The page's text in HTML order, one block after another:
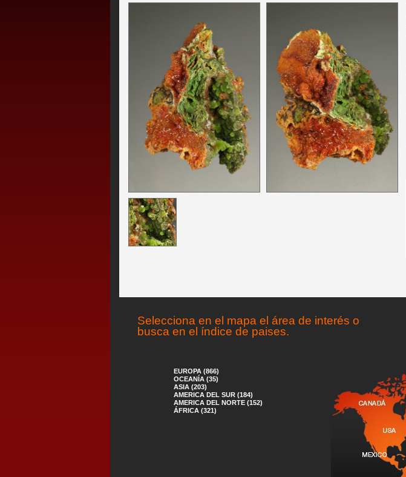
Selecciona en el mapa el área de interés o
busca en el índice de paises.
EUROPA (866)
OCEANÍA (35)
ASIA (203)
AMERICA DEL SUR (184)
AMERICA DEL NORTE (152)
ÁFRICA (321)